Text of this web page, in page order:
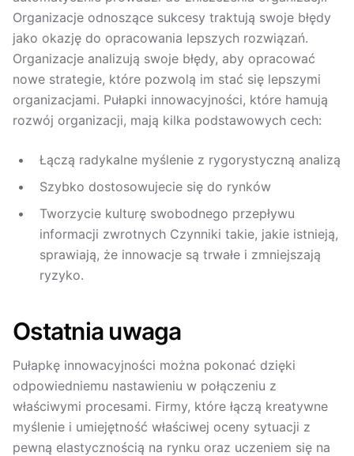
Organizacje odnoszące sukcesy traktują swoje błędy
jako okazję do opracowania lepszych rozwiązań.
Organizacje analizują swoje błędy, aby opracować
nowe strategie, które pozwolą im stać się lepszymi
organizacjami. Pułapki innowacyjności, które hamują
rozwój organizacji, mają kilka podstawowych cech:
Łączą radykalne myślenie z rygorystyczną analizą
Szybko dostosowujecie się do rynków
Tworzycie kulturę swobodnego przepływu
informacji zwrotnych Czynniki takie, jakie istnieją,
sprawiają, że innowacje są trwałe i zmniejszają
ryzyko.
Ostatnia uwaga
Pułapkę innowacyjności można pokonać dzięki
odpowiedniemu nastawieniu w połączeniu z
właściwymi procesami. Firmy, które łączą kreatywne
myślenie i umiejętność właściwej oceny sytuacji z
pewną elastycznością na rynku oraz uczeniem się na